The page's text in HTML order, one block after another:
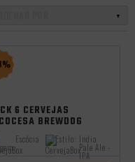
6 CERVEJAS
BREWDOG
IPA LATA 330ML
Escócia Estilo: India
Pale Ale -
IPA